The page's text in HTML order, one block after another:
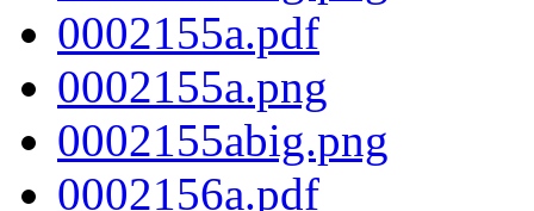
0002155a.pdf
0002155a.png
0002155abig.png
0002156a.pdf